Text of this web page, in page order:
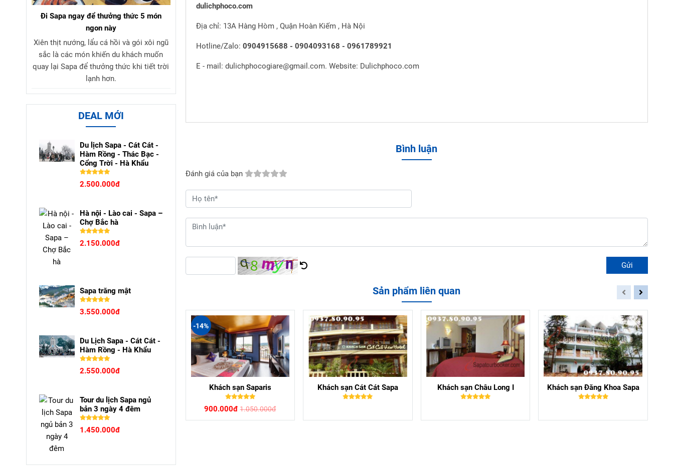
dulichphoco.com
Địa chỉ: 13A Hàng Hòm , Quận Hoàn Kiếm , Hà Nội
Hotline/Zalo: 0904915688 - 0904093168 - 0961789921
E - mail: dulichphocogiare@gmail.com. Website: Dulichphoco.com
Bình luận
Đánh giá của bạn
Gửi
Sản phẩm liên quan
Khách sạn Saparis
900.000đ 1.050.000đ
-14%
Khách sạn Cát Cát Sapa Khách sạn Châu Long I Khách sạn Đăng Khoa Sapa
Đi Sapa ngay để thưởng thức 5 món
ngon này
Xiên thịt nướng, lẩu cá hồi và gói xôi ngũ
sắc là các món khiến du khách muốn
quay lại Sapa để thưởng thức khi tiết trời
lạnh hơn.
DEAL MỚI
Du lịch Sapa - Cát Cát -
Hàm Rồng - Thác Bạc -
Cổng Trời - Hà Khẩu
2.500.000đ
Hà nội - Lào cai - Sapa –
Chợ Bắc hà
2.150.000đ
Sapa trăng mật
3.550.000đ
Du Lịch Sapa - Cát Cát -
Hàm Rồng - Hà Khẩu
2.550.000đ
Tour du lịch Sapa ngủ
bản 3 ngày 4 đêm
1.450.000đ